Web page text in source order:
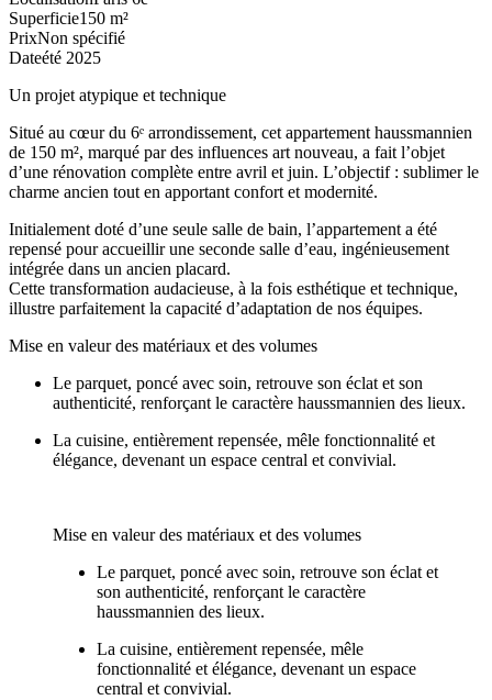
Superficie150 m²
PrixNon spécifié
Dateété 2025
Un projet atypique et technique
Situé au cœur du 6ᵉ arrondissement, cet appartement haussmannien
de 150 m², marqué par des influences art nouveau, a fait l’objet
d’une rénovation complète entre avril et juin. L’objectif : sublimer le
charme ancien tout en apportant confort et modernité.
Initialement doté d’une seule salle de bain, l’appartement a été
repensé pour accueillir une seconde salle d’eau, ingénieusement
intégrée dans un ancien placard.
Cette transformation audacieuse, à la fois esthétique et technique,
illustre parfaitement la capacité d’adaptation de nos équipes.
Mise en valeur des matériaux et des volumes
Le parquet, poncé avec soin, retrouve son éclat et son
authenticité, renforçant le caractère haussmannien des lieux.
La cuisine, entièrement repensée, mêle fonctionnalité et
élégance, devenant un espace central et convivial.
Mise en valeur des matériaux et des volumes
Le parquet, poncé avec soin, retrouve son éclat et
son authenticité, renforçant le caractère
haussmannien des lieux.
La cuisine, entièrement repensée, mêle
fonctionnalité et élégance, devenant un espace
central et convivial.